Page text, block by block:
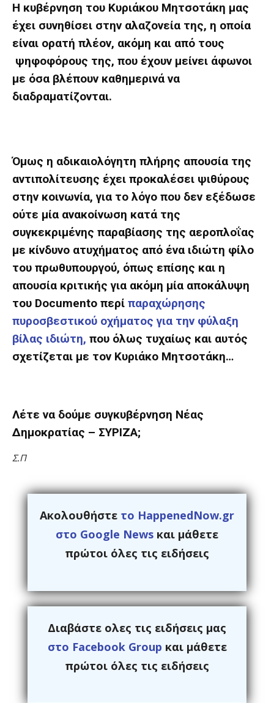
Η κυβέρνηση του Κυριάκου Μητσοτάκη μας
έχει συνηθίσει στην αλαζονεία της, η οποία
είναι ορατή πλέον, ακόμη και από τους
ψηφοφόρους της, που έχουν μείνει άφωνοι
με όσα βλέπουν καθημερινά να
διαδραματίζονται.
Όμως η αδικαιολόγητη πλήρης απουσία της
αντιπολίτευσης έχει προκαλέσει ψιθύρους
στην κοινωνία, για το λόγο που δεν εξέδωσε
ούτε μία ανακοίνωση κατά της
συγκεκριμένης παραβίασης της αεροπλοΐας
με κίνδυνο ατυχήματος από ένα ιδιώτη φίλο
του πρωθυπουργού, όπως επίσης και η
απουσία κριτικής για ακόμη μία αποκάλυψη
του Documento περί παραχώρησης
πυροσβεστικού οχήματος για την φύλαξη
βίλας ιδιώτη, που όλως τυχαίως και αυτός
σχετίζεται με τον Κυριάκο Μητσοτάκη…
Λέτε να δούμε συγκυβέρνηση Νέας
Δημοκρατίας – ΣΥΡΙΖΑ;
Σ.Π
Ακολουθήστε το HappenedNow.gr
στο Google News και μάθετε
πρώτοι όλες τις ειδήσεις
Διαβάστε ολες τις ειδήσεις μας
στο Facebook Group και μάθετε
πρώτοι όλες τις ειδήσεις